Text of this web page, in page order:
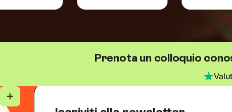
Prenota un colloquio